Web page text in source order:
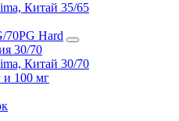
Китай 35/65
70PG Hard
30/70
Китай 30/70
и 100 мг